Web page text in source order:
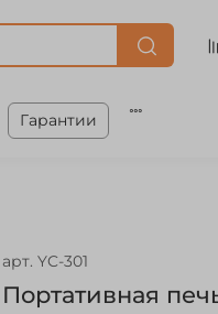
Гарантии
арт. YC-301
Портативная